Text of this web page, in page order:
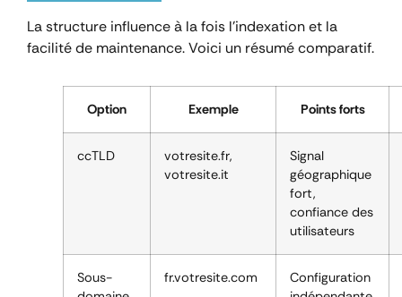
La structure influence à la fois l’indexation et la
facilité de maintenance. Voici un résumé comparatif.
Option Exemple Points forts
ccTLD
votresite.fr,
votresite.it
Signal
géographique
fort,
confiance des
utilisateurs
Sous-
fr.votresite.com
Configuration